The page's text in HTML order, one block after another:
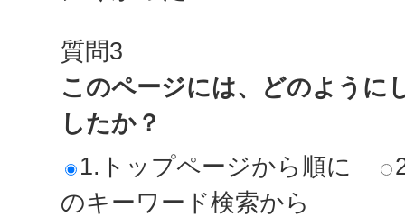
質問3
このページには、どのように
したか？
1.トップページから順に
のキーワード検索から